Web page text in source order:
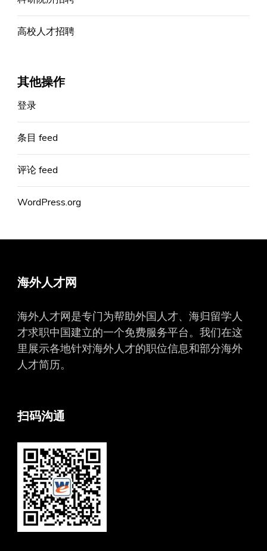
高校人才招聘
其他操作
登录
条目 feed
评论 feed
WordPress.org
海外人才网
海外人才网是专门为帮助外国人才、海归留学人
才求职中国建立的一个免费服务平台。我们在这
里展示各地针对海外人才的职位信息和部分海外
人才简历。
扫码沟通